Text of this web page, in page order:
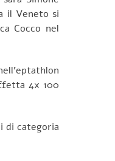
il Veneto si
Cocco nel
4x 100
di categoria